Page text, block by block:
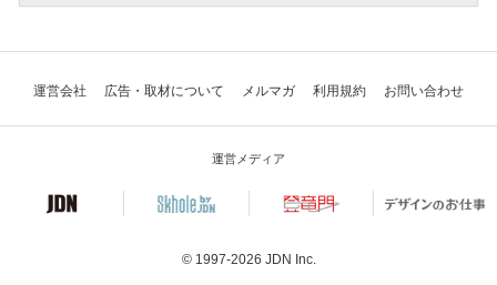
運営会社 広告・取材について メルマガ 利用規約 お問い合わせ
運営メディア
© 1997-2026 JDN Inc.